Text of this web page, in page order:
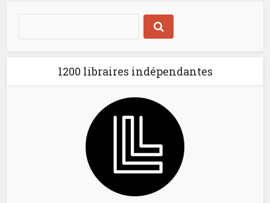
1200 libraires indépendantes